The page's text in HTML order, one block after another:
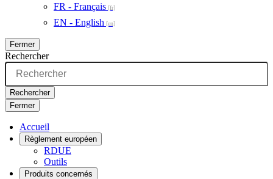
FR - Français
EN - English
Fermer
Rechercher
Rechercher
Fermer
Accueil
Règlement européen
RDUE
Outils
Produits concernés